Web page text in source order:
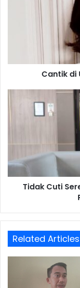
Cantik di
Serentak,
Karawang
Pita
Putih
Tidak Cuti
Related Articles